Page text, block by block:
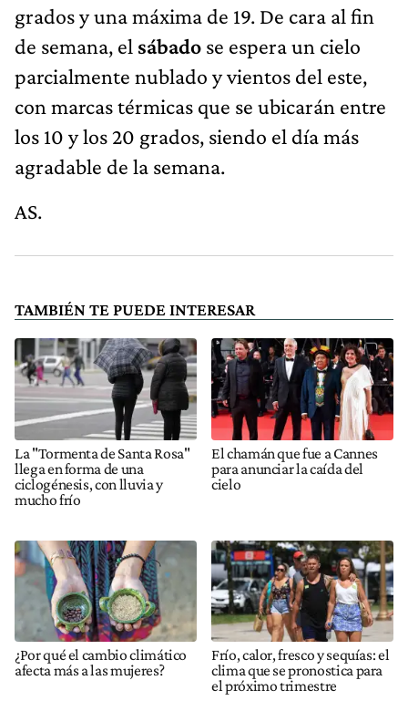
grados y una máxima de 19. De cara al fin
de semana, el sábado se espera un cielo
parcialmente nublado y vientos del este,
con marcas térmicas que se ubicarán entre
los 10 y los 20 grados, siendo el día más
agradable de la semana.
AS.
TAMBIÉN TE PUEDE INTERESAR
La "Tormenta de Santa Rosa"
llega en forma de una
ciclogénesis, con lluvia y
mucho frío
El chamán que fue a Cannes
para anunciar la caída del
cielo
¿Por qué el cambio climático
afecta más a las mujeres?
Frío, calor, fresco y sequías: el
clima que se pronostica para
el próximo trimestre